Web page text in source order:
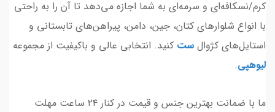
کرم/نسکافه‌ای و سرمه‌ای به شما اجازه می‌دهد تا آن را به راحتی
با انواع شلوارهای کتان، جین، دامن، پیراهن‌های تابستانی و
استایل‌های کژوال ست کنید. انتخابی عالی و باکیفیت از مجموعه
لیوهپی.
ما با ضمانت بهترین جنس و قیمت در کنار ۲۴ ساعت مهلت